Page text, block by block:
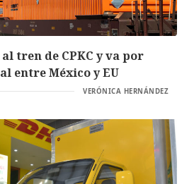
tren de CPKC y va por
entre México y EU
VERÓNICA HERNÁNDEZ